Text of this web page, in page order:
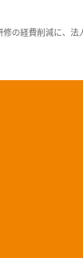
の経費削減に、法